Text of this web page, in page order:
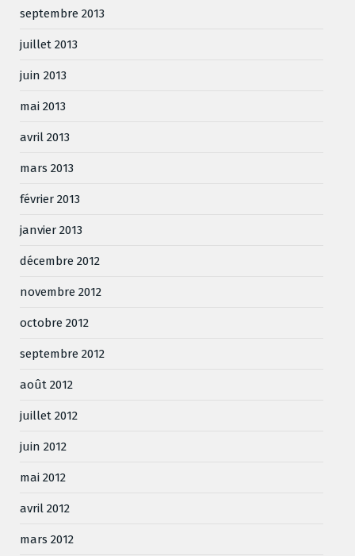
septembre 2013
juillet 2013
juin 2013
mai 2013
avril 2013
mars 2013
février 2013
janvier 2013
décembre 2012
novembre 2012
octobre 2012
septembre 2012
août 2012
juillet 2012
juin 2012
mai 2012
avril 2012
mars 2012